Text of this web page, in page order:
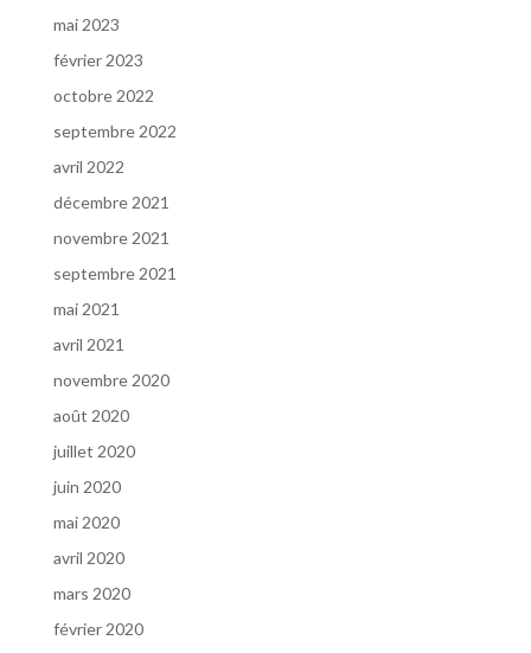
mai 2023
février 2023
octobre 2022
septembre 2022
avril 2022
décembre 2021
novembre 2021
septembre 2021
mai 2021
avril 2021
novembre 2020
août 2020
juillet 2020
juin 2020
mai 2020
avril 2020
mars 2020
février 2020